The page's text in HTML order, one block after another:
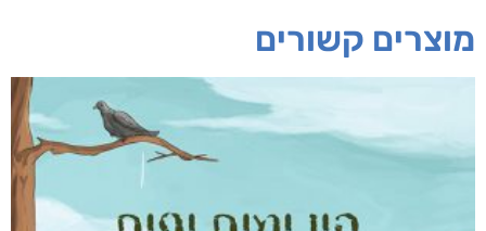
מוצרים קשורים